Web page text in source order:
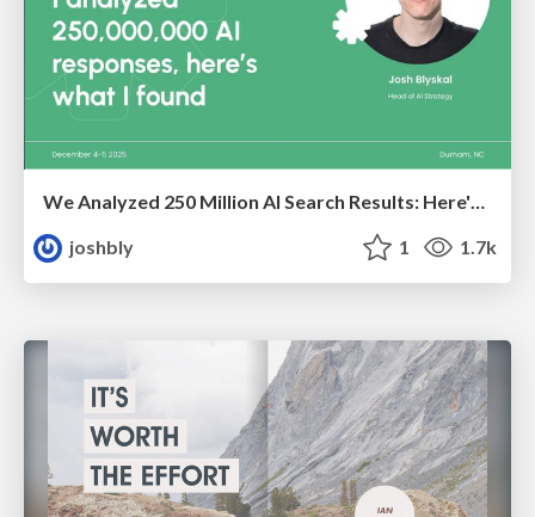
We Analyzed 250 Million AI Search Results: Here's What I Found
joshbly
1 1.7k